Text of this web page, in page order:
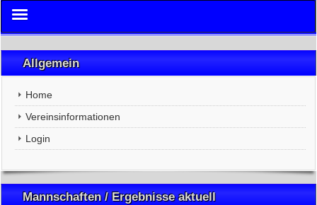
Home
Login
Allgemein
Home
Vereinsinformationen
Login
Mannschaften / Ergebnisse aktuell